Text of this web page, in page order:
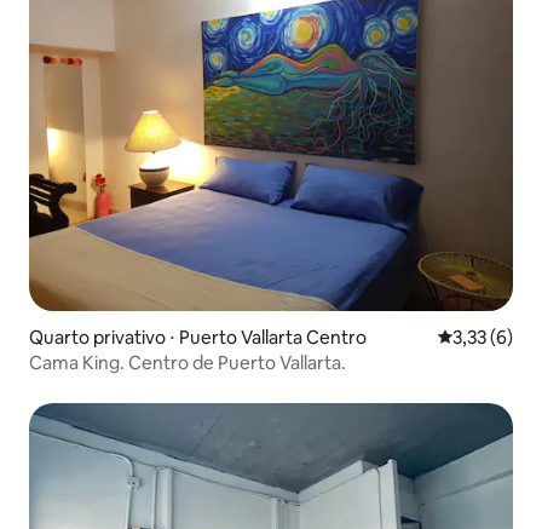
Quarto privativo ⋅ Puerto Vallarta Centro 3,33 de
3,33 (6)
Cama King. Centro de Puerto Vallarta.